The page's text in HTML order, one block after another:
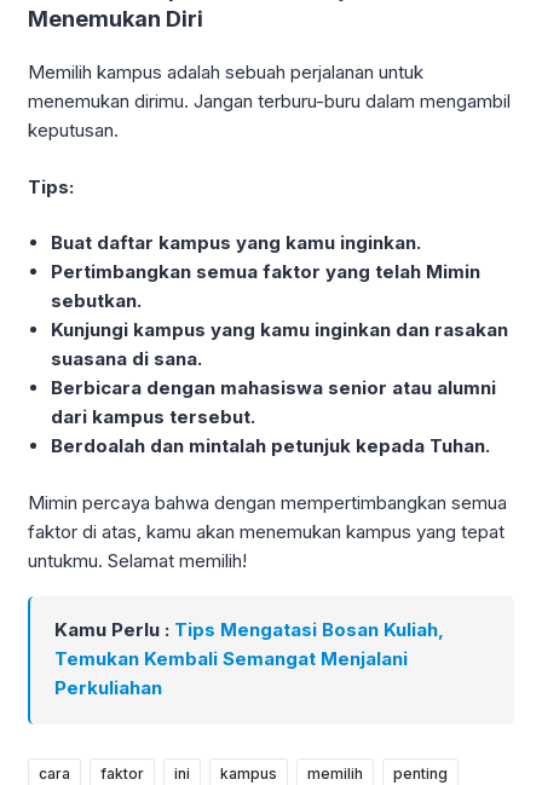
Menemukan Diri
Memilih kampus adalah sebuah perjalanan untuk
menemukan dirimu. Jangan terburu-buru dalam mengambil
keputusan.
Tips:
Buat daftar kampus yang kamu inginkan.
Pertimbangkan semua faktor yang telah Mimin
sebutkan.
Kunjungi kampus yang kamu inginkan dan rasakan
suasana di sana.
Berbicara dengan mahasiswa senior atau alumni
dari kampus tersebut.
Berdoalah dan mintalah petunjuk kepada Tuhan.
Mimin percaya bahwa dengan mempertimbangkan semua
faktor di atas, kamu akan menemukan kampus yang tepat
untukmu. Selamat memilih!
Kamu Perlu : Tips Mengatasi Bosan Kuliah,
Temukan Kembali Semangat Menjalani
Perkuliahan
cara faktor ini kampus memilih penting